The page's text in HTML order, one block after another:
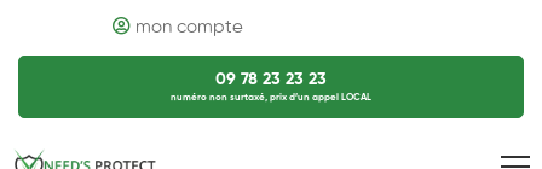
mon compte
09 78 23 23 23
numéro non surtaxé, prix d’un appel LOCAL